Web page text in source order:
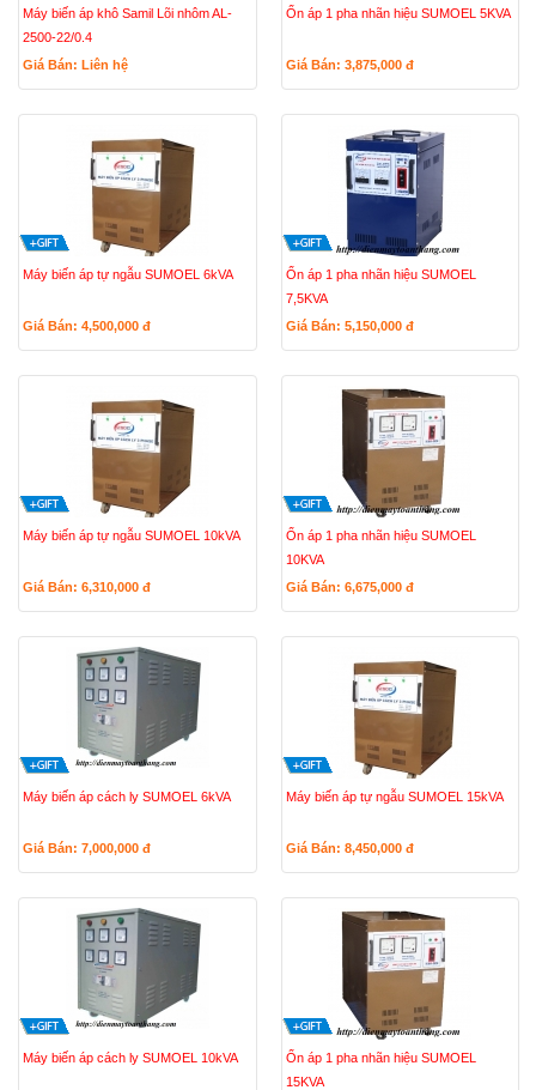
Máy biến áp khô Samil Lõi nhôm AL-
2500-22/0.4
Giá Bán: Liên hệ
Ổn áp 1 pha nhãn hiệu SUMOEL 5KVA
Giá Bán: 3,875,000 đ
Máy biến áp tự ngẫu SUMOEL 6kVA
Giá Bán: 4,500,000 đ
Ổn áp 1 pha nhãn hiệu SUMOEL
7,5KVA
Giá Bán: 5,150,000 đ
Máy biến áp tự ngẫu SUMOEL 10kVA
Giá Bán: 6,310,000 đ
Ổn áp 1 pha nhãn hiệu SUMOEL
10KVA
Giá Bán: 6,675,000 đ
Máy biến áp cách ly SUMOEL 6kVA
Giá Bán: 7,000,000 đ
Máy biến áp tự ngẫu SUMOEL 15kVA
Giá Bán: 8,450,000 đ
Máy biến áp cách ly SUMOEL 10kVA
Ổn áp 1 pha nhãn hiệu SUMOEL
15KVA